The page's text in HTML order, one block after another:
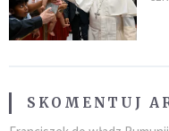
SKOMENTUJ